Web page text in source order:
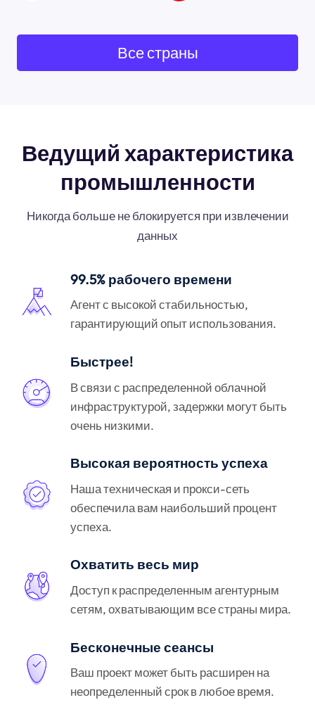
Все страны
Ведущий характеристика
промышленности
Никогда больше не блокируется при извлечении
данных
99.5% рабочего времени
Агент с высокой стабильностью,
гарантирующий опыт использования.
Быстрее!
В связи с распределенной облачной
инфраструктурой, задержки могут быть
очень низкими.
Высокая вероятность успеха
Наша техническая и прокси-сеть
обеспечила вам наибольший процент
успеха.
Охватить весь мир
Доступ к распределенным агентурным
сетям, охватывающим все страны мира.
Бесконечные сеансы
Ваш проект может быть расширен на
неопределенный срок в любое время.